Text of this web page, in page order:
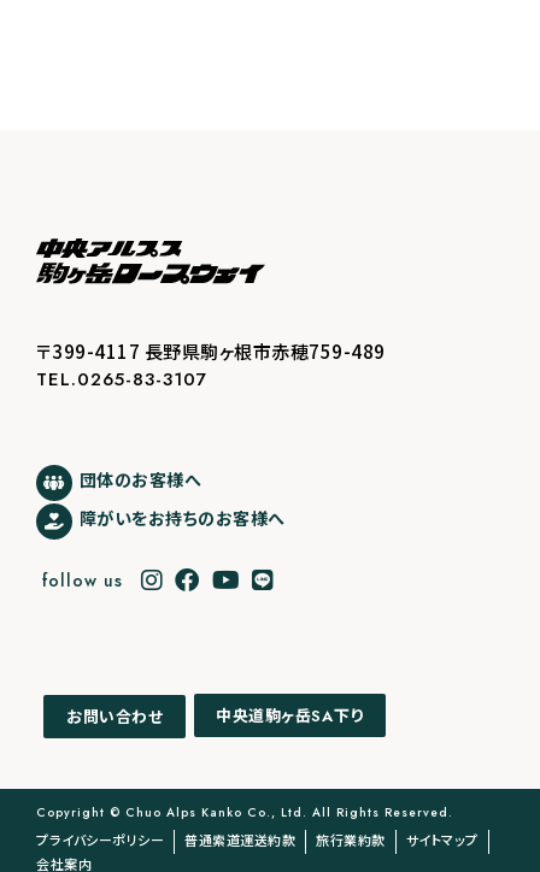
〒399-4117 長野県駒ヶ根市赤穂759-489
TEL.0265-83-3107
団体のお客様へ
障がいをお持ちのお客様へ
follow us
お問い合わせ 中央道駒ヶ岳SA下り
Copyright © Chuo Alps Kanko Co., Ltd. All Rights Reserved.
プライバシーポリシー 普通索道運送約款 旅行業約款
サイトマップ
会社案内